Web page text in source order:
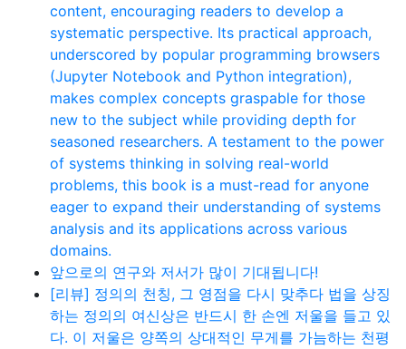
content, encouraging readers to develop a
systematic perspective. Its practical approach,
underscored by popular programming browsers
(Jupyter Notebook and Python integration),
makes complex concepts graspable for those
new to the subject while providing depth for
seasoned researchers. A testament to the power
of systems thinking in solving real-world
problems, this book is a must-read for anyone
eager to expand their understanding of systems
analysis and its applications across various
domains.
앞으로의 연구와 저서가 많이 기대됩니다!
[리뷰] 정의의 천칭, 그 영점을 다시 맞추다 법을 상징
하는 정의의 여신상은 반드시 한 손엔 저울을 들고 있
다. 이 저울은 양쪽의 상대적인 무게를 가늠하는 천평